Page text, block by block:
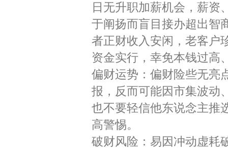
日无升职加薪机会，薪资
于阐扬而盲目接办超出智
者正财收入安闲，老客户
资金实行，幸免本钱过高
偏财运势：偏财险些无亮
报，反而可能因市集波动
也不要轻信他东说念主推
高警惕。
破财风险：易因冲动虚耗